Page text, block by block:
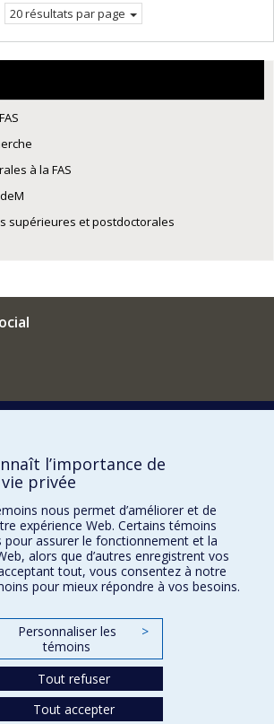
20 résultats par page
à la FAS
supérieures et postdoctorales
DES SCIENCES
l’importance de
privée
nous permet d’améliorer et de
expérience Web. Certains témoins
pour assurer le fonctionnement et la
alors que d’autres enregistrent vos
tout, vous consentez à notre
pour mieux répondre à vos besoins.
Personnaliser les
témoins
>
Tout refuser
Tout accepter